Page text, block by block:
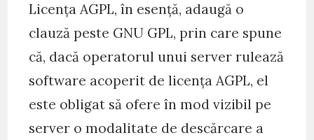
Licența AGPL, în esență, adaugă o
clauză peste GNU GPL, prin care spune
că, dacă operatorul unui server rulează
software acoperit de licența AGPL, el
este obligat să ofere în mod vizibil pe
server o modalitate de descărcare a